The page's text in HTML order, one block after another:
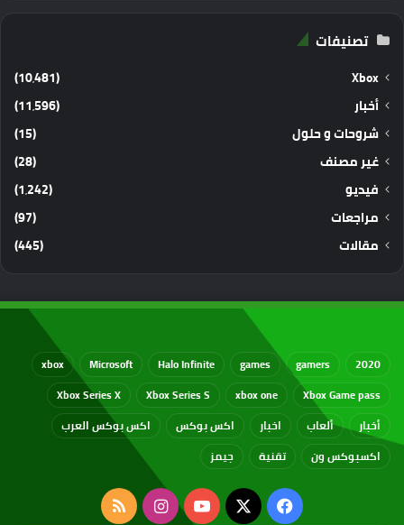
تصنيفات
Xbox
(10٬481)
أخبار
(11٬596)
شروحات و حلول
(15)
غير مصنف
(28)
فيديو
(1٬242)
مراجعات
(97)
مقالات
(445)
2020
gamers
games
Halo Infinite
Microsoft
xbox
Xbox Game pass
xbox one
Xbox Series S
Xbox Series X
أخبار
ألعاب اخبار اكس بوكس
اكس بوكس العرب
اكسبوكس ون
تقنية جيمز
فيسبوك
‫X
‫YouTubeانستقرامملخص